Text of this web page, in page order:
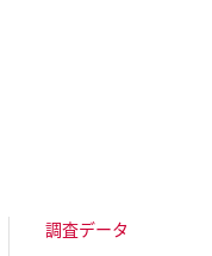
調査データ